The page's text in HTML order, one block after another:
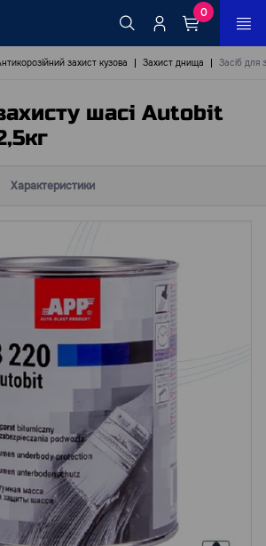
0
захист кузова Захист днища Засіб для
шасі Autobit
Характеристики